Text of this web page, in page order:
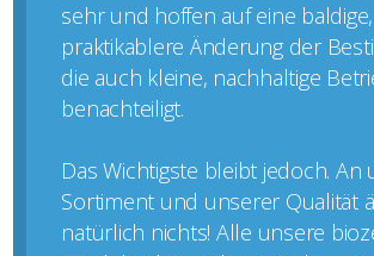
sehr und hoffen auf eine baldige,
praktikablere Änderung der
die auch kleine, nachhaltige
benachteiligt.
Das Wichtigste bleibt jedoch. An
Sortiment und unserer Qualität
natürlich nichts! Alle unsere